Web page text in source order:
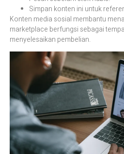
Simpan konten ini untuk
Konten media sosial membantu
marketplace berfungsi sebagai
menyelesaikan pembelian.